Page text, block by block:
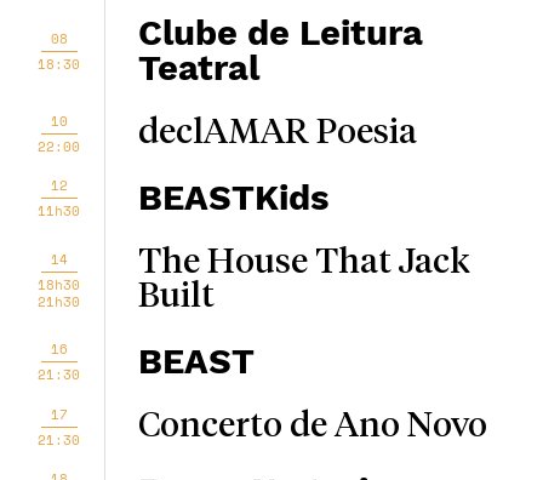
08
18:30
Clube de Leitura
Teatral
10
22:00
declAMAR Poesia
12
11h30
BEASTKids
14
18h30
21h30
The House That Jack
Built
16
21:30
BEAST
17
21:30
Concerto de Ano Novo